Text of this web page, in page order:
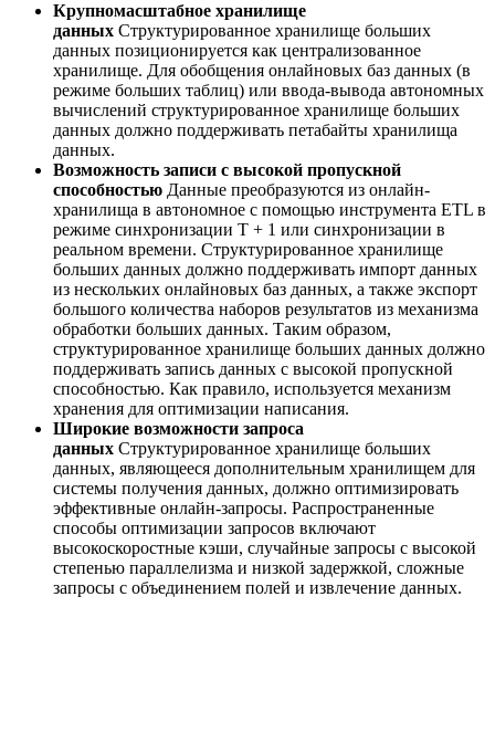
Крупномасштабное хранилище
данных Структурированное хранилище больших
данных позиционируется как централизованное
хранилище. Для обобщения онлайновых баз данных (в
режиме больших таблиц) или ввода-вывода автономных
вычислений структурированное хранилище больших
данных должно поддерживать петабайты хранилища
данных.
Возможность записи с высокой пропускной
способностью Данные преобразуются из онлайн-
хранилища в автономное с помощью инструмента ETL в
режиме синхронизации T + 1 или синхронизации в
реальном времени. Структурированное хранилище
больших данных должно поддерживать импорт данных
из нескольких онлайновых баз данных, а также экспорт
большого количества наборов результатов из механизма
обработки больших данных. Таким образом,
структурированное хранилище больших данных должно
поддерживать запись данных с высокой пропускной
способностью. Как правило, используется механизм
хранения для оптимизации написания.
Широкие возможности запроса
данных Структурированное хранилище больших
данных, являющееся дополнительным хранилищем для
системы получения данных, должно оптимизировать
эффективные онлайн-запросы. Распространенные
способы оптимизации запросов включают
высокоскоростные кэши, случайные запросы с высокой
степенью параллелизма и низкой задержкой, сложные
запросы с объединением полей и извлечение данных.